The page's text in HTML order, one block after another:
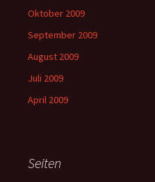
Oktober 2009
September 2009
August 2009
Juli 2009
April 2009
Seiten